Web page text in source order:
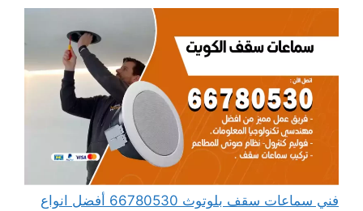
فني سماعات سقف بلوتوث 66780530 أفضل انواع